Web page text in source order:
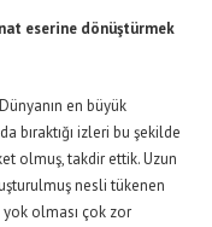
eserine dönüştürmek
en büyük
bıraktığı izleri bu şekilde
olmuş, takdir ettik. Uzun
nesli tükenen
olması çok zor